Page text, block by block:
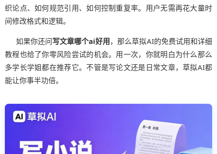
织论点、如何规范引用、如何控制重复率。用户无需再花大量时
间修改格式和逻辑。
如果你还问写文章哪个ai好用，那么草拟AI的免费试用和详细
教程也给了你零风险尝试的机会。用一次，你就明白为什么那么
多学长学姐都在推荐它。不管是写论文还是日常文章，草拟AI都
能让你事半功倍。